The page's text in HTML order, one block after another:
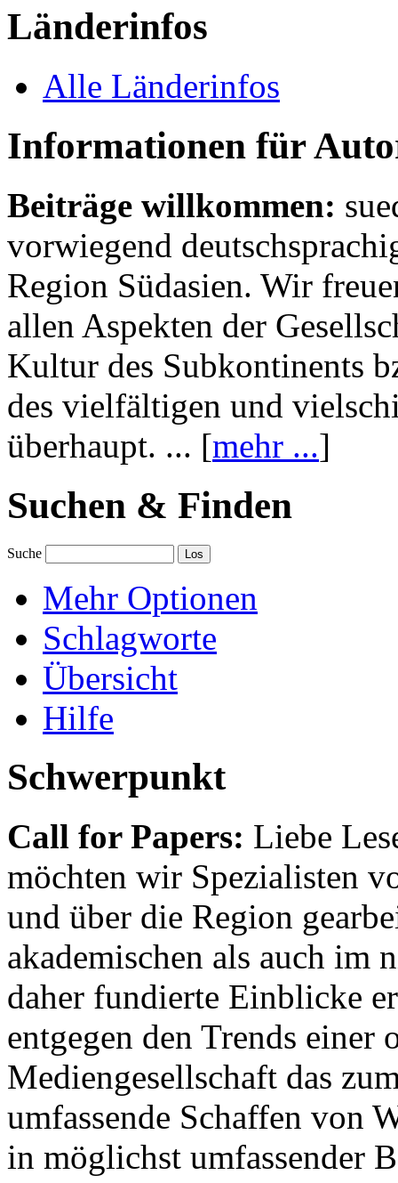
Länderinfos
Alle Länderinfos
Informationen für
Beiträge willkommen:
vorwiegend
Region Südasien. Wir
allen Aspekten der
Kultur des Subkontinents
des vielfältigen und
überhaupt. ... [mehr ...]
Suchen & Finden
Suche
Mehr Optionen
Schlagworte
Übersicht
Hilfe
Schwerpunkt
Call for Papers: Liebe
möchten wir Spezialisten
und über die Region
akademischen als auch im
daher fundierte Einblicke
entgegen den Trends einer
Mediengesellschaft das
umfassende Schaffen von
in möglichst umfassender